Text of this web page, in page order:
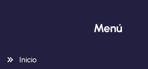
Menú
Inicio